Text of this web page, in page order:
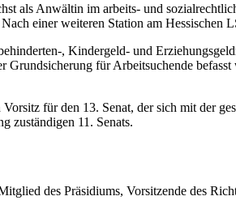
als Anwältin im arbeits- und
einer weiteren Station am Hessischen
, Kindergeld- und
für Arbeitsuchende
für den 13. Senat, der sich mit der
zuständigen 11. Senats.
des Präsidiums, Vorsitzende des